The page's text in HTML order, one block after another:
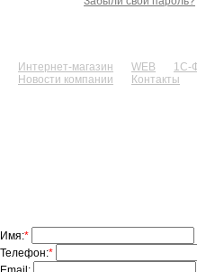
Интернет-магазин WEB 1С-
Новости компании
Контакты
Имя:*
Телефон:*